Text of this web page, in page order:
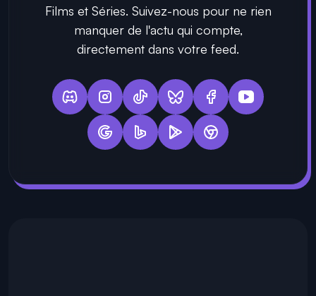
Films et Séries. Suivez-nous pour ne rien
manquer de l'actu qui compte,
directement dans votre feed.